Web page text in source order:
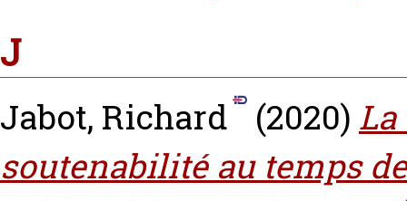
J
Jabot, Richard (2020)
soutenabilité au temps